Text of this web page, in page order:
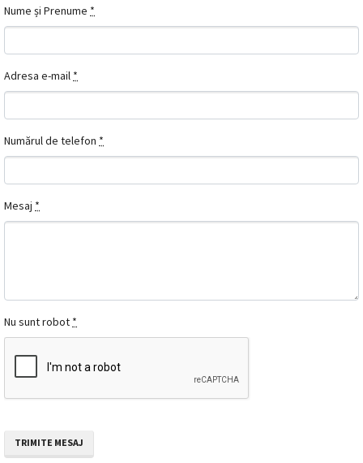
Nume și Prenume *
Adresa e-mail *
Numărul de telefon *
Mesaj *
Nu sunt robot *
TRIMITE MESAJ